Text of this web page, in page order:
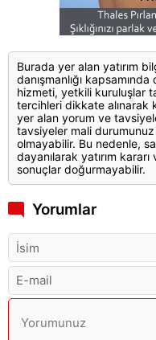
Burada yer alan yatırım
danışmanlığı kapsamında
hizmeti, yetkili kuruluşlar
tercihleri dikkate alınarak
yer alan yorum ve
tavsiyeler mali
olmayabilir. Bu nedenle,
dayanılarak yatırım
sonuçlar doğurmayabilir.
Yorumlar